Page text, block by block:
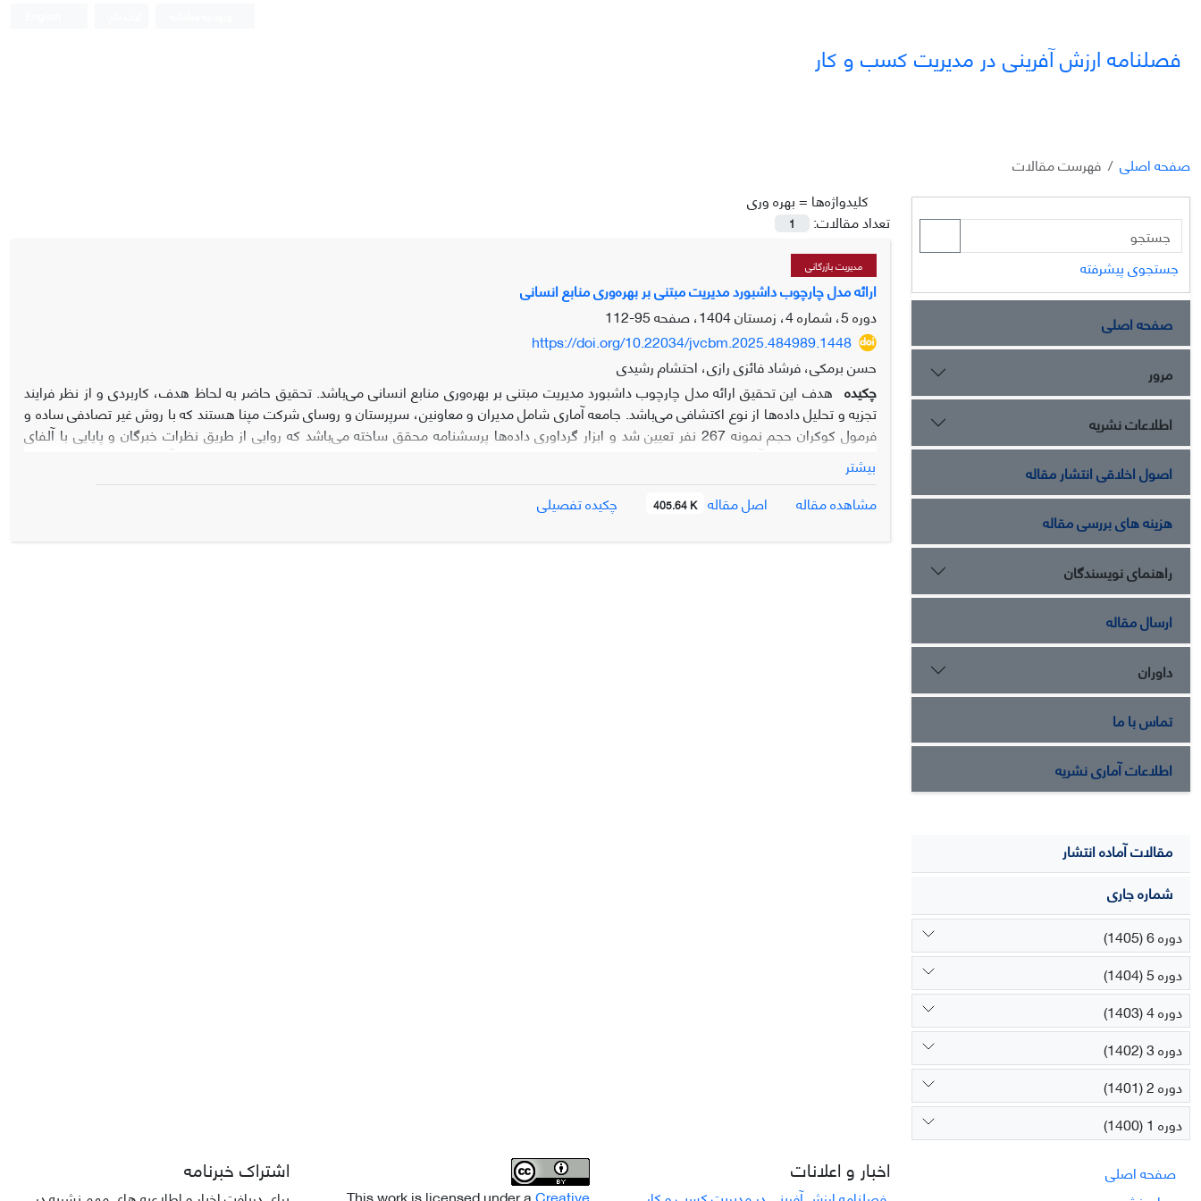
فصلنامه ارزش آفرینی در مدیریت کسب و کار
صفحه اصلی
فهرست مقالات
کلیدواژه‌ها =بهره وری
تعداد مقالات:
1
مدیریت بازرگانی
ارائه مدل چارچوب داشبورد مدیریت مبتنی بر بهره‌وری منابع انسانی
دوره 5، شماره 4، زمستان 1404، صفحه
95-112
https://doi.org/10.22034/jvcbm.2025.484989.1448
حسن برمکی، فرشاد فائزی رازی، احتشام رشیدی
چکیده هدف این تحقیق ارائه مدل چارچوب داشبورد مدیریت مبتنی بر بهره‌وری منابع انسانی می‌باشد. تحقیق حاضر به لحاظ هدف، کاربردی و از نظر فرایند
تجزیه و تحلیل داده‌ها از نوع اکتشافی می‌باشد. جامعه آماری شامل مدیران و معاونین، سرپرستان و روسای شرکت مپنا هستند که با روش غیر تصادفی ساده و
فرمول کوکران حجم نمونه 267 نفر تعیین شد و ابزار گرداوری داده‌ها پرسشنامه محقق ساخته می‌باشد که روایی از طریق نظرات خبرگان و پایایی با آلفای
دارد.
بیشتر
مشاهده مقاله
اصل مقاله 405.64 K چکیده تفصیلی
جستجوی پیشرفته
صفحه اصلی
مرور
اطلاعات نشریه
اصول اخلاقی انتشار مقاله
هزینه های بررسی مقاله
راهنمای نویسندگان
ارسال مقاله
داوران
تماس با ما
اطلاعات آماری نشریه
مقالات آماده انتشار
شماره جاری
دوره 6 (1405)
دوره 5 (1404)
دوره 4 (1403)
دوره 3 (1402)
دوره 2 (1401)
دوره 1 (1400)
صفحه اصلی
اخبار و اعلانات اشتراک خبرنامه